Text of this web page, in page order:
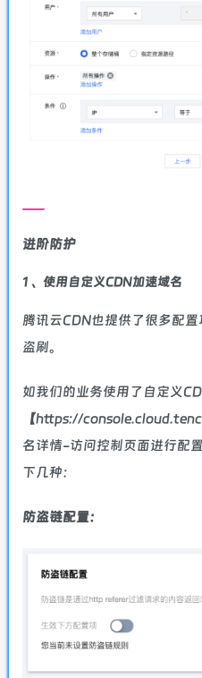
进阶防护
1 、使用自定义CDN加速域名
腾讯云CDN也提供了很多配
盗刷。
如我们的业务使用了自定义
【https://
名详情-访问控制页面进行配
下几种：
防盗链配置：